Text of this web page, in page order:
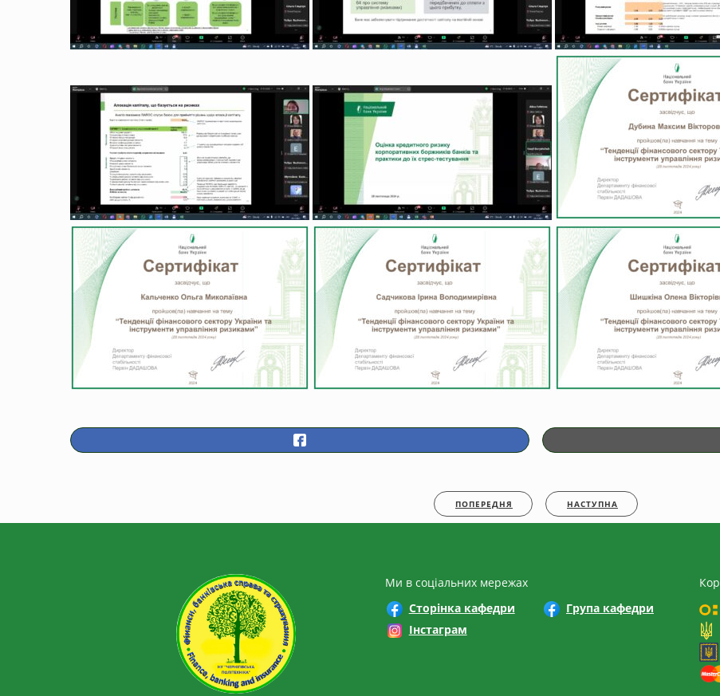
ПОПЕРЕДНЯ НАСТУПНА
Ми в соціальних мережах
Сторінка кафедри
Група кафедри
Інстаграм